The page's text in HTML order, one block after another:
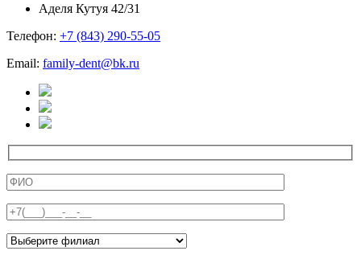
Аделя Кутуя 42/31
Телефон: +7 (843) 290-55-05
Email: family-dent@bk.ru